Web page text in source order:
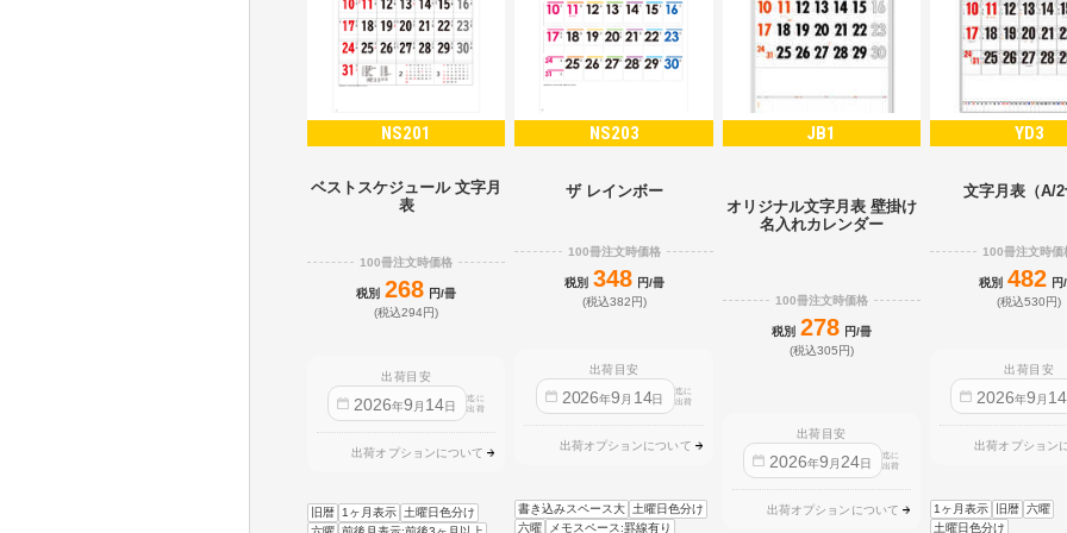
NS201
ベストスケジュール 文字月
表
100冊注文時価格
税別 268 円/冊
(税込294円)
出荷目安
2026年9 月 14日
迄に
出荷
出荷オプションについて
旧暦 1ヶ月表示 土曜日色分け
NS203
ザ レインボー
100冊注文時価格
税別 348 円/冊
(税込382円)
出荷目安
2026年9 月 14日
迄に
出荷
出荷オプションについて
書き込みスペース大 土曜日色分け
六曜
メモスペース:罫線有り
JB1
オリジナル文字月表 壁掛け
名入れカレンダー
100冊注文時価格
税別 278 円/冊
(税込305円)
出荷目安
2026年9 月 24日
迄に
出荷
出荷オプションについて
YD3
文字月表（A/
100冊注文時価
税別 482 円
(税込530円)
出荷目安
2026年9 月 14
出荷オプション
1ヶ月表示 旧暦 六曜
土曜日色分け